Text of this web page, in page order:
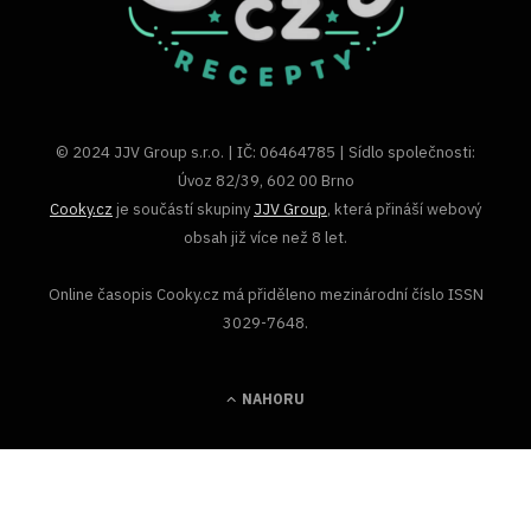
© 2024 JJV Group s.r.o. | IČ: 06464785 | Sídlo společnosti:
Úvoz 82/39, 602 00 Brno
Cooky.cz je součástí skupiny JJV Group, která přináší webový
obsah již více než 8 let.
Online časopis Cooky.cz má přiděleno mezinárodní číslo ISSN
3029-7648.
NAHORU